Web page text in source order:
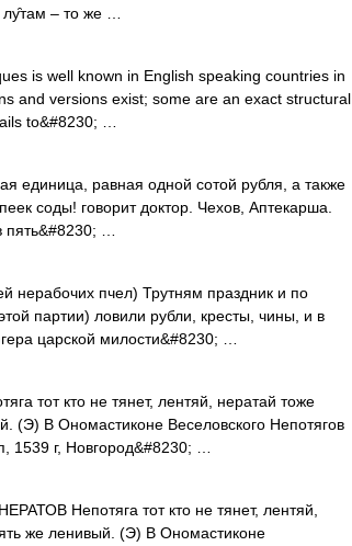
– то же …
is well known in English speaking countries in
and versions exist; some are an exact structural
to&#8230; …
единица, равная одной сотой рубля, а также
соды! говорит доктор. Чехов, Аптекарша.
…
нерабочих пчел) Трутням праздник и по
партии) ловили рубли, кресты, чины, и в
царской милости&#8230; …
тот кто не тянет, лентяй, нератай тоже
(Э) В Ономастиконе Веселовского Непотягов
1539 г, Новгород&#8230; …
Непотяга тот кто не тянет, лентяй,
же ленивый. (Э) В Ономастиконе